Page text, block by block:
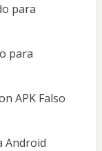
para
para
APK Falso
Android